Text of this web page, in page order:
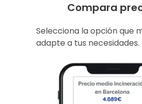
Compara
Selecciona la opción que
adapte a tus necesidades.